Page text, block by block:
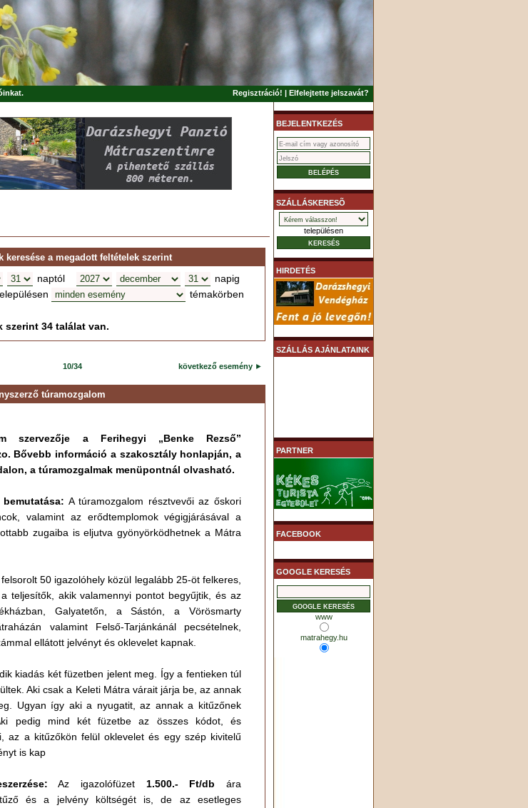
Regisztráció! | Elfelejtette jelszavát?
keresése a megadott feltételek szerint
naptól
napig
témakörben
szerint 34 találat van.
10/34 következő esemény ►
túramozgalom
szervezője a Ferihegyi „Benke Rezső”
Bővebb információ a szakosztály honlapján, a
a túramozgalmak menüpontnál olvasható.
A túramozgalom résztvevői az őskori
valamint az erődtemplomok végigjárásával a
zugaiba is eljutva gyönyörködhetnek a Mátra
50 igazolóhely közül legalább 25-öt felkeres,
teljesítők, akik valamennyi pontot begyűjtik, és az
Galyatetőn, a Sástón, a Vörösmarty
valamint Felső-Tarjánkánál pecsételnek,
ellátott jelvényt és oklevelet kapnak.
kiadás két füzetben jelent meg. Így a fentieken túl
Aki csak a Keleti Mátra várait járja be, az annak
Ugyan így aki a nyugatit, az annak a kitűzőnek
pedig mind két füzetbe az összes kódot, és
az a kitűzőkön felül oklevelet és egy szép kivitelű
is kap
Az igazolófüzet 1.500.- Ft/db ára
és a jelvény költségét is, de az esetleges
BEJELENTKEZÉS
SZÁLLÁSKERESÕ
településen
HIRDETÉS
SZÁLLÁS AJÁNLATAINK
PARTNER
FACEBOOK
GOOGLE KERESÉS
www
matrahegy.hu